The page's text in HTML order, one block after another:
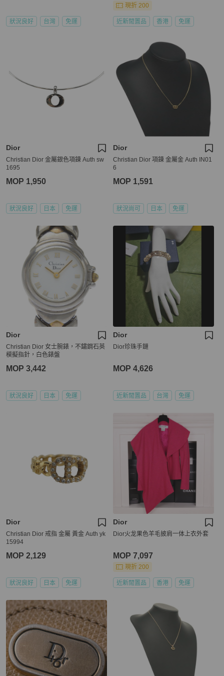
狀況良好 台灣 免運
現折 200
近新閒置品 香港 免運
Dior
Christian Dior 金屬銀色項鍊 Auth sw
1695
MOP 1,950
狀況良好 日本 免運
Dior
Christian Dior 項鍊 金屬金 Auth IN01
6
MOP 1,591
狀況尚可 日本 免運
Dior
Christian Dior 女士腕錶，不鏽鋼石英
模擬指針，白色錶盤
MOP 3,442
狀況良好 日本 免運
Dior
Dior珍珠手鏈
MOP 4,626
近新閒置品 台灣 免運
Dior
Christian Dior 戒指 金屬 黃金 Auth yk
15994
MOP 2,129
狀況良好 日本 免運
Dior
Dior火龙果色羊毛披肩一体上衣外套
MOP 7,097
現折 200
近新閒置品 香港 免運